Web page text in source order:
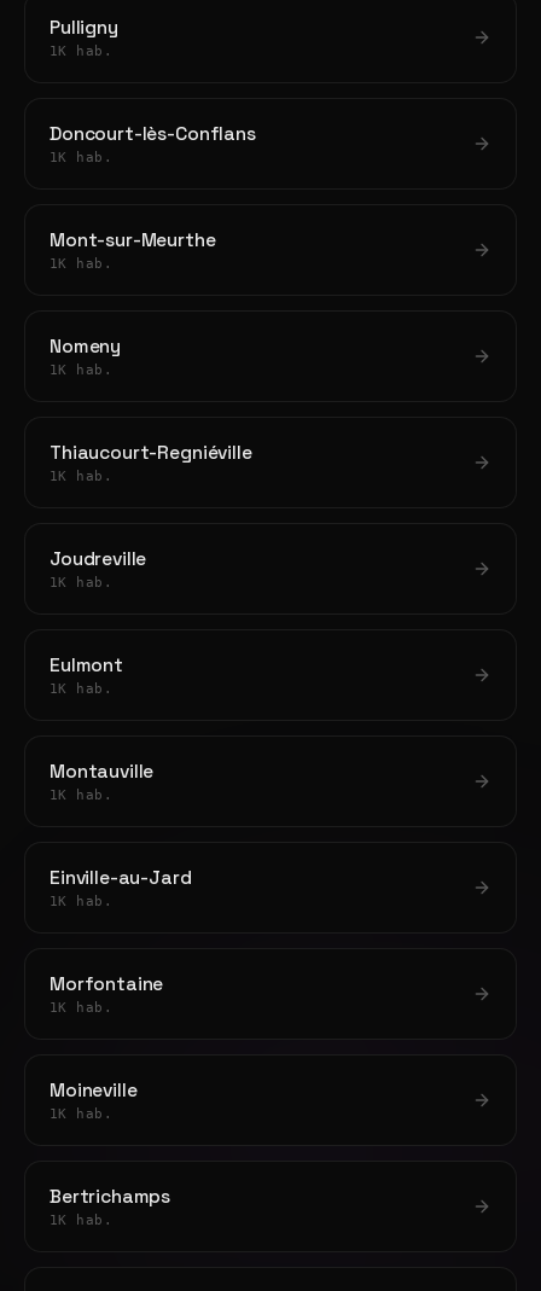
Pulligny
1K hab.
Doncourt-lès-Conflans
1K hab.
Mont-sur-Meurthe
1K hab.
Nomeny
1K hab.
Thiaucourt-Regniéville
1K hab.
Joudreville
1K hab.
Eulmont
1K hab.
Montauville
1K hab.
Einville-au-Jard
1K hab.
Morfontaine
1K hab.
Moineville
1K hab.
Bertrichamps
1K hab.